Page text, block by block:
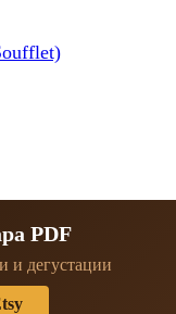
PDF
и дегустации